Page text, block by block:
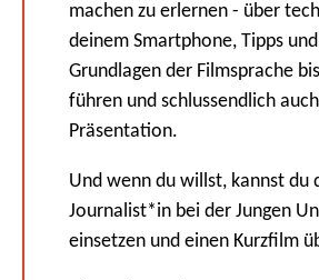
machen zu erlernen - über
deinem Smartphone, Tipps
Grundlagen der Filmsprache
führen und schlussendlich
Präsentation.
Und wenn du willst, kannst du
Journalist*in bei der Jungen
einsetzen und einen Kurzfilm